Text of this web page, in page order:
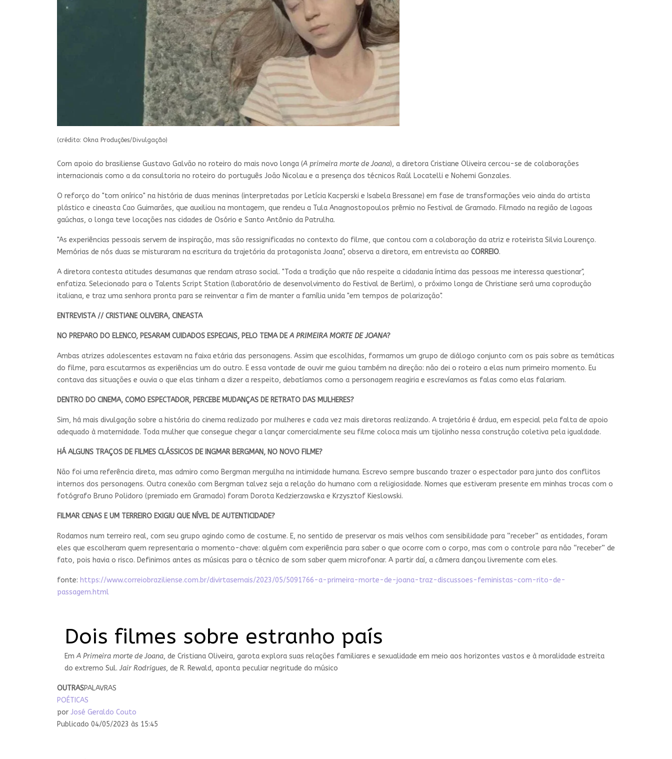
(crédito: Okna Produções/Divulgação)
Com apoio do brasiliense Gustavo Galvão no roteiro do mais novo longa (A primeira morte de Joana), a diretora Cristiane Oliveira cercou-se de colaborações
internacionais como a da consultoria no roteiro do português João Nicolau e a presença dos técnicos Raúl Locatelli e Nohemi Gonzales.
O reforço do "tom onírico" na história de duas meninas (interpretadas por Letícia Kacperski e Isabela Bressane) em fase de transformações veio ainda do artista
plástico e cineasta Cao Guimarães, que auxiliou na montagem, que rendeu a Tula Anagnostopoulos prêmio no Festival de Gramado. Filmado na região de lagoas
gaúchas, o longa teve locações nas cidades de Osório e Santo Antônio da Patrulha.
"As experiências pessoais servem de inspiração, mas são ressignificadas no contexto do filme, que contou com a colaboração da atriz e roteirista Silvia Lourenço.
Memórias de nós duas se misturaram na escritura da trajetória da protagonista Joana", observa a diretora, em entrevista ao CORREIO.
A diretora contesta atitudes desumanas que rendam atraso social. "Toda a tradição que não respeite a cidadania íntima das pessoas me interessa questionar",
enfatiza. Selecionado para o Talents Script Station (laboratório de desenvolvimento do Festival de Berlim), o próximo longa de Christiane será uma coprodução
italiana, e traz uma senhora pronta para se reinventar a fim de manter a família unida "em tempos de polarização".
ENTREVISTA // CRISTIANE OLIVEIRA, CINEASTA
NO PREPARO DO ELENCO, PESARAM CUIDADOS ESPECIAIS, PELO TEMA DEA PRIMEIRA MORTE DE JOANA?
Ambas atrizes adolescentes estavam na faixa etária das personagens. Assim que escolhidas, formamos um grupo de diálogo conjunto com os pais sobre as temáticas
do filme, para escutarmos as experiências um do outro. E essa vontade de ouvir me guiou também na direção: não dei o roteiro a elas num primeiro momento. Eu
contava das situações e ouvia o que elas tinham a dizer a respeito, debatíamos como a personagem reagiria e escrevíamos as falas como elas falariam.
DENTRO DO CINEMA, COMO ESPECTADOR, PERCEBE MUDANÇAS DE RETRATO DAS MULHERES?
Sim, há mais divulgação sobre a história do cinema realizado por mulheres e cada vez mais diretoras realizando. A trajetória é árdua, em especial pela falta de apoio
adequado à maternidade. Toda mulher que consegue chegar a lançar comercialmente seu filme coloca mais um tijolinho nessa construção coletiva pela igualdade.
HÁ ALGUNS TRAÇOS DE FILMES CLÁSSICOS DE INGMAR BERGMAN, NO NOVO FILME?
Não foi uma referência direta, mas admiro como Bergman mergulha na intimidade humana. Escrevo sempre buscando trazer o espectador para junto dos conflitos
internos dos personagens. Outra conexão com Bergman talvez seja a relação do humano com a religiosidade. Nomes que estiveram presente em minhas trocas com o
fotógrafo Bruno Polidoro (premiado em Gramado) foram Dorota Kedzierzawska e Krzysztof Kieslowski.
FILMAR CENAS E UM TERREIRO EXIGIU QUE NÍVEL DE AUTENTICIDADE?
Rodamos num terreiro real, com seu grupo agindo como de costume. E, no sentido de preservar os mais velhos com sensibilidade para “receber” as entidades, foram
eles que escolheram quem representaria o momento-chave: alguém com experiência para saber o que ocorre com o corpo, mas com o controle para não “receber” de
fato, pois havia o risco. Definimos antes as músicas para o técnico de som saber quem microfonar. A partir daí, a câmera dançou livremente com eles.
fonte: https://www.correiobraziliense.com.br/divirtasemais/2023/05/5091766-a-primeira-morte-de-joana-traz-discussoes-feministas-com-rito-de-
passagem.html
Dois filmes sobre estranho país
EmA Primeira morte de Joana, de Cristiana Oliveira, garota explora suas relações familiares e sexualidade em meio aos horizontes vastos e à moralidade estreita
do extremo Sul.Jair Rodrigues, de R. Rewald, aponta peculiar negritude do músico
OUTRASPALAVRAS
POÉTICAS
por José Geraldo Couto
Publicado 04/05/2023 às 15:45